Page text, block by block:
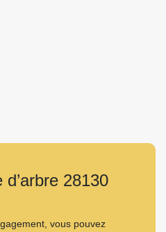
28130
vous pouvez